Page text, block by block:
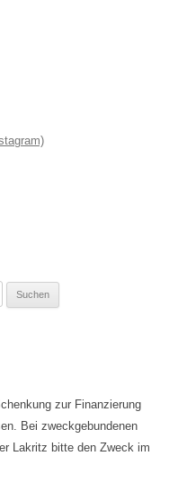
zur Finanzierung
Bei zweckgebundenen
Lakritz bitte den Zweck im